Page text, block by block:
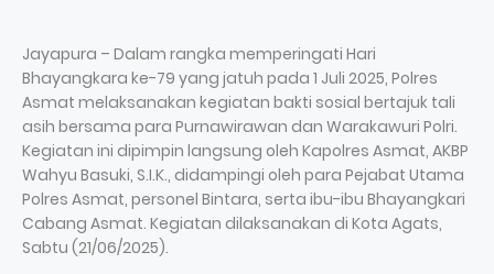
Jayapura – Dalam rangka memperingati Hari
Bhayangkara ke-79 yang jatuh pada 1 Juli 2025, Polres
Asmat melaksanakan kegiatan bakti sosial bertajuk tali
asih bersama para Purnawirawan dan Warakawuri Polri.
Kegiatan ini dipimpin langsung oleh Kapolres Asmat, AKBP
Wahyu Basuki, S.I.K., didampingi oleh para Pejabat Utama
Polres Asmat, personel Bintara, serta ibu-ibu Bhayangkari
Cabang Asmat. Kegiatan dilaksanakan di Kota Agats,
Sabtu (21/06/2025).